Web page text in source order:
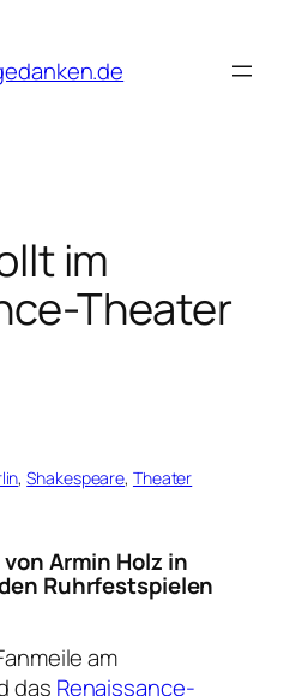
im
Theater
, Shakespeare, Theater
Armin Holz in
Ruhrfestspielen
am
das Renaissance-